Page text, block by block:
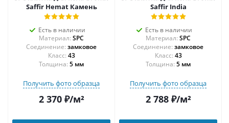
Saffir Hemat Камень
Есть в наличии
Материал: SPC
Соединение: замковое
43
Толщина: 5 мм
Получить фото образца
2 370₽/м²
Saffir India
Есть в наличии
Материал: SPC
Соединение: замковое
43
Толщина: 5 мм
Получить фото образца
2 788₽/м²